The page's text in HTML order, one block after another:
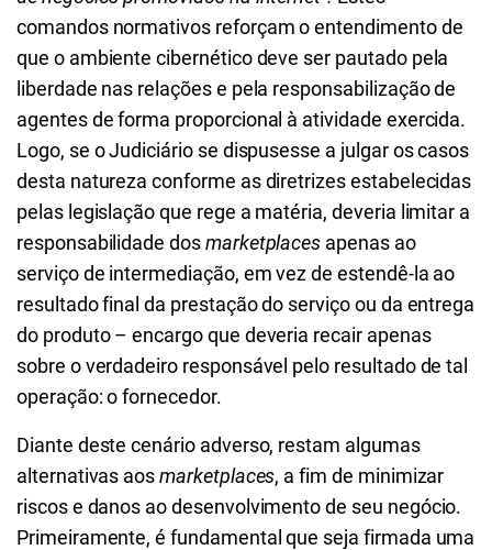
comandos normativos reforçam o entendimento de
que o ambiente cibernético deve ser pautado pela
liberdade nas relações e pela responsabilização de
agentes de forma proporcional à atividade exercida.
Logo, se o Judiciário se dispusesse a julgar os casos
desta natureza conforme as diretrizes estabelecidas
pelas legislação que rege a matéria, deveria limitar a
responsabilidade dosmarketplaces apenas ao
serviço de intermediação, em vez de estendê-la ao
resultado final da prestação do serviço ou da entrega
do produto – encargo que deveria recair apenas
sobre o verdadeiro responsável pelo resultado de tal
operação: o fornecedor.
Diante deste cenário adverso, restam algumas
alternativas aosmarketplaces, a fim de minimizar
riscos e danos ao desenvolvimento de seu negócio.
Primeiramente, é fundamental que seja firmada uma